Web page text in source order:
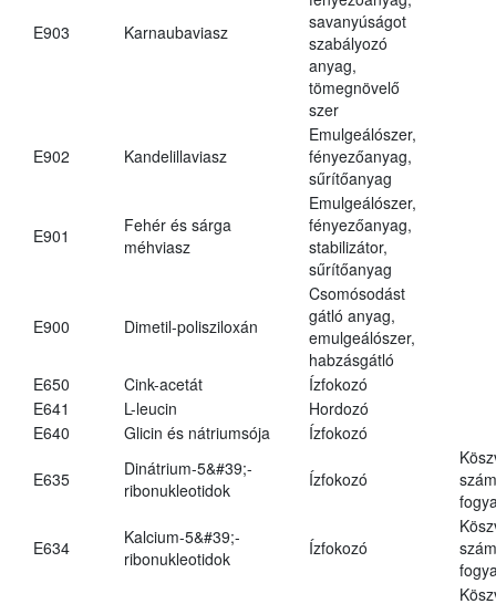
E903 Karnaubaviasz
savanyúságot
szabályozó
anyag,
tömegnövelő
szer
E902 Kandelillaviasz
Emulgeálószer,
fényezőanyag,
sűrítőanyag
E901
Fehér és sárga
méhviasz
Emulgeálószer,
fényezőanyag,
stabilizátor,
sűrítőanyag
E900 Dimetil-polisziloxán
Csomósodást
gátló anyag,
emulgeálószer,
habzásgátló
E650
Cink-acetát
Ízfokozó
E641
L-leucin
Hordozó
E640
Glicin és nátriumsója Ízfokozó
E635
Dinátrium-5&#39;-
ribonukleotidok
Ízfokozó
E634
Kalcium-5&#39;-
ribonukleotidok
Ízfokozó